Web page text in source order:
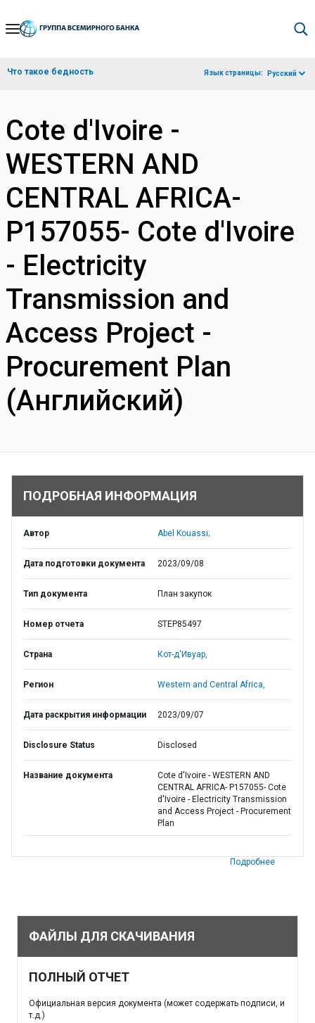
Skip
Navigation
Что такое бедность Язык страницы: Русский
Cote d'Ivoire -
WESTERN AND
CENTRAL AFRICA-
P157055- Cote d'Ivoire
- Electricity
Transmission and
Access Project -
Procurement Plan
(Английский)
ПОДРОБНАЯ ИНФОРМАЦИЯ
Автор Abel Kouassi;
Дата подготовки документа 2023/09/08
Тип документа План закупок
Номер отчета STEP85497
Страна Кот-д'Ивуар,
Регион Western and Central Africa,
Дата раскрытия информации 2023/09/07
Disclosure Status Disclosed
Название документа
Cote d'Ivoire - WESTERN AND
CENTRAL AFRICA- P157055- Cote
d'Ivoire - Electricity Transmission
and Access Project - Procurement
Plan
Подробнее
ФАЙЛЫ ДЛЯ СКАЧИВАНИЯ
ПОЛНЫЙ ОТЧЕТ
Официальная версия документа (может содержать подписи, и
т.д.)